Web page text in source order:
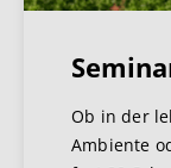
Ob in der
Ambiente